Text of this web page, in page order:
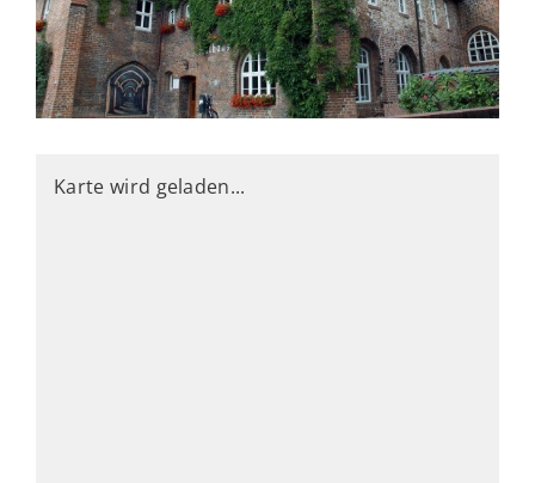
Karte wird geladen...